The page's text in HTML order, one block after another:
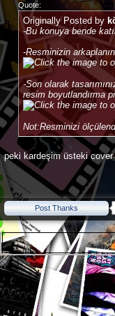
Quote:
Originally Posted by
-Bu konuya bende
-Resminizin
-Son olarak
resim boyutlandırma
Not:Resminizi
peki kardeşim üsteki cover
Post Thanks